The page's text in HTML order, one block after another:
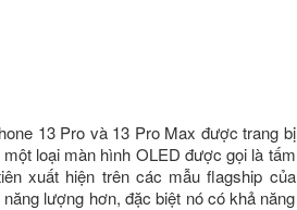
13 Pro và 13 Pro Max được trang bị
loại màn hình OLED được gọi là tấm
xuất hiện trên các mẫu flagship của
lượng hơn, đặc biệt nó có khả năng